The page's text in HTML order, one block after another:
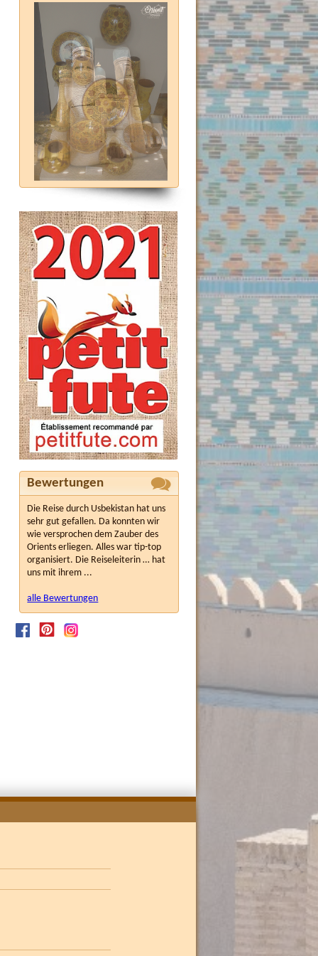
Bewertungen
Die Reise durch Usbekistan hat uns
sehr gut gefallen. Da konnten wir
wie versprochen dem Zauber des
Orients erliegen. Alles war tip-top
organisiert. Die Reiseleiterin … hat
uns mit ihrem ...
alle Bewertungen